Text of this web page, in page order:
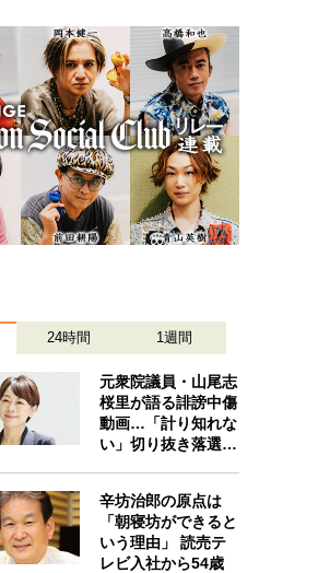
24時間 1週間
元衆院議員・山尾志
桜里が語る誹謗中傷
動画…「計り知れな
い」切り抜き落選…
辛坊治郎の原点は
「朝寝坊ができると
いう理由」 読売テ
レビ入社から54歳